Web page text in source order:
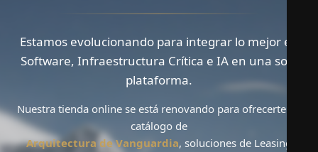
Estamos evolucionando para integrar lo mejor en
Software, Infraestructura Crítica e IA en una sola
plataforma.
Nuestra tienda online se está renovando para ofrecerte un
catálogo de
Arquitectura de Vanguardia, soluciones de Leasing